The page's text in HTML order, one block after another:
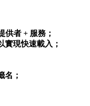
供者 + 服務；
實現快速載入；
名；